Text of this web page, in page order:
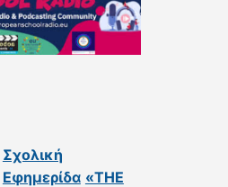
Σχολική
Εφημερίδα «THE